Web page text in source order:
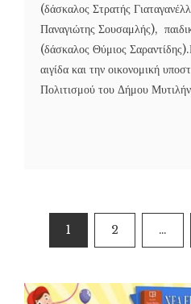
(δάσκαλος Στρατής
Παναγιώτης Σουσαμλής),
(δάσκαλος Θύμιος
αιγίδα και την οικονομική
Πολιτισμού του Δήμου
Σελιδοποίηση
άρθρων
1 2 …